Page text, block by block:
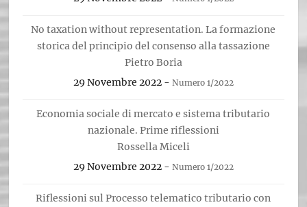
No taxation without representation. La formazione
storica del principio del consenso alla tassazione
Pietro Boria
29 Novembre 2022- Numero 1/2022
Economia sociale di mercato e sistema tributario
nazionale. Prime riflessioni
Rossella Miceli
29 Novembre 2022- Numero 1/2022
Riflessioni sul Processo telematico tributario con